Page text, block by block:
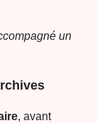
un
, avant